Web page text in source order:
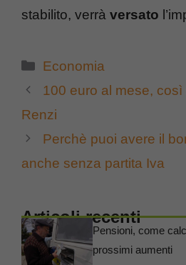
stabilito, verrà versato
Categorie
Economia
100 euro al mese,
Renzi
Perchè puoi avere il
anche senza partita Iva
Articoli recenti
Pensioni, come
prossimi aumenti